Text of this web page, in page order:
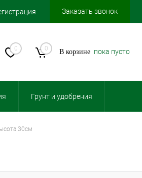
Заказать звонок
0 0 В корзине пока пусто
Грунт и удобрения
30см